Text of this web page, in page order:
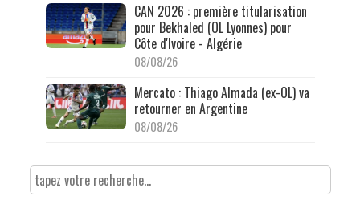
CAN 2026 : première titularisation
pour Bekhaled (OL Lyonnes) pour
Côte d'Ivoire - Algérie
08/08/26
Mercato : Thiago Almada (ex-OL) va
retourner en Argentine
08/08/26